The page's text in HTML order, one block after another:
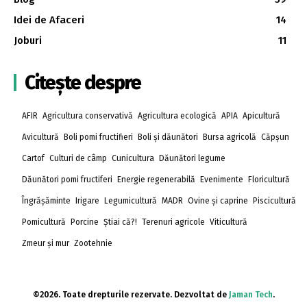
Idei de Afaceri
14
Joburi
11
Citește despre
AFIR Agricultura conservativă Agricultura ecologică APIA Apicultură
Avicultură Boli pomi fructifieri Boli și dăunători Bursa agricolă Căpșun
Cartof Culturi de câmp Cunicultura Dăunători legume
Dăunători pomi fructiferi Energie regenerabilă Evenimente Floricultură
Îngrășăminte Irigare Legumicultură MADR Ovine și caprine Piscicultură
Pomicultură Porcine Știai că?! Terenuri agricole Viticultură
Zmeur și mur Zootehnie
©2026. Toate drepturile rezervate. Dezvoltat de Jaman Tech.